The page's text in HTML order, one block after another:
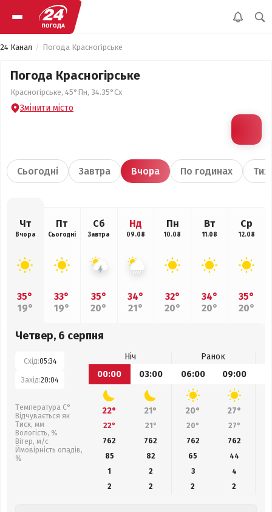
24 Канал Погода Красногірське
Погода Красногірське
Красногірське, 45°Пн, 34.35°Сх
Змінити місто
Сьогодні Завтра Вчора По годинах
Чт
Вчора
35°
19°
Пт
Сьогодні
33°
19°
Сб
Завтра
35°
20°
Нд
09.08
34°
21°
Пн
10.08
32°
20°
Вт
11.08
34°
20°
Ср
12.08
35°
20°
Четвер, 6 серпня
Схід:05:34
Захід:20:04
Температура С°
Відчувається як
Тиск, мм
Вологість, %
Вітер, м/с
Ймовірність опадів,
%
Ніч
Ранок
00:00
03:00 06:00 09:00
22° 21° 20° 27°
22° 21° 20° 27°
762
762 762 762
85
82 65
44
1
2 3
4
2
2 2 2